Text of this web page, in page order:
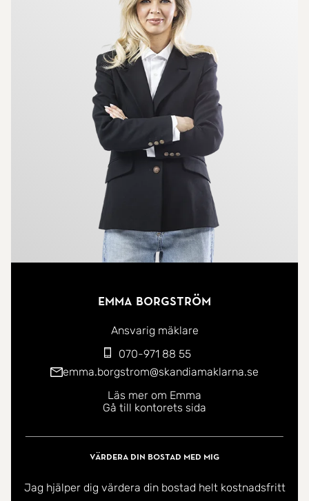
Emma Borgström
Ansvarig mäklare
070-971 88 55
emma.borgstrom@skandiamaklarna.se
Läs mer om Emma
Gå till kontorets sida
Värdera din bostad med mig
Jag hjälper dig värdera din bostad helt kostnadsfritt